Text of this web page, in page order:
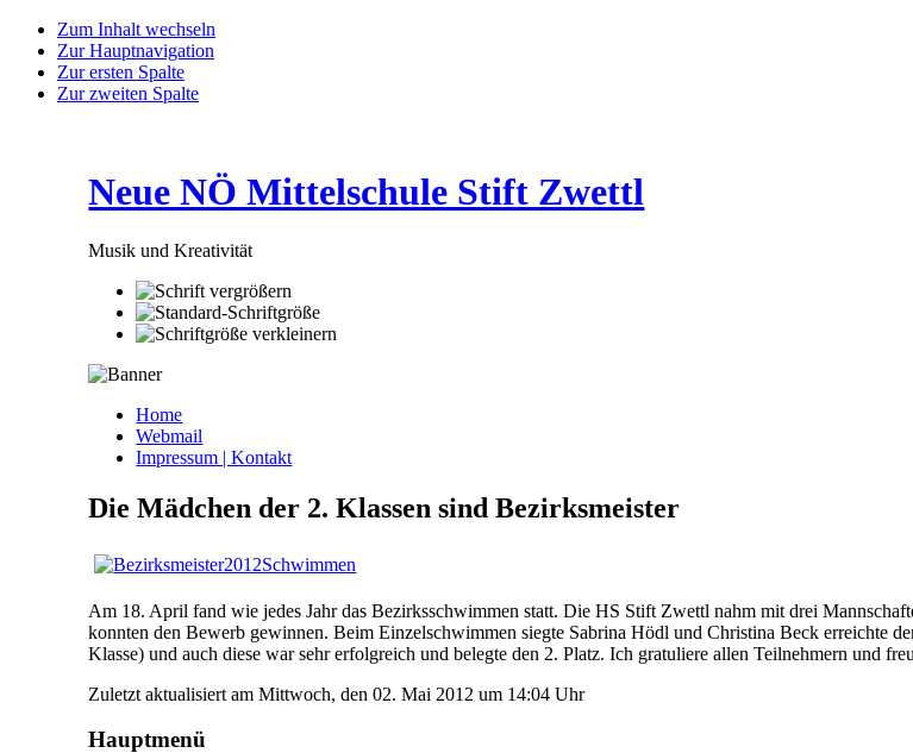
Zum Inhalt wechseln
Zur Hauptnavigation
Zur ersten Spalte
Zur zweiten Spalte
Neue NÖ Mittelschule Stift Zwettl
Musik und Kreativität
Home
Webmail
Impressum | Kontakt
Die Mädchen der 2. Klassen sind Bezirksmeister
Am 18. April fand wie jedes Jahr das Bezirksschwimmen statt. Die HS Stift Zwettl nahm mit drei
konnten den Bewerb gewinnen. Beim Einzelschwimmen siegte Sabrina Hödl und Christina Beck erreichte
Klasse) und auch diese war sehr erfolgreich und belegte den 2. Platz. Ich gratuliere allen Teilnehmern und
Zuletzt aktualisiert am Mittwoch, den 02. Mai 2012 um 14:04 Uhr
Hauptmenü